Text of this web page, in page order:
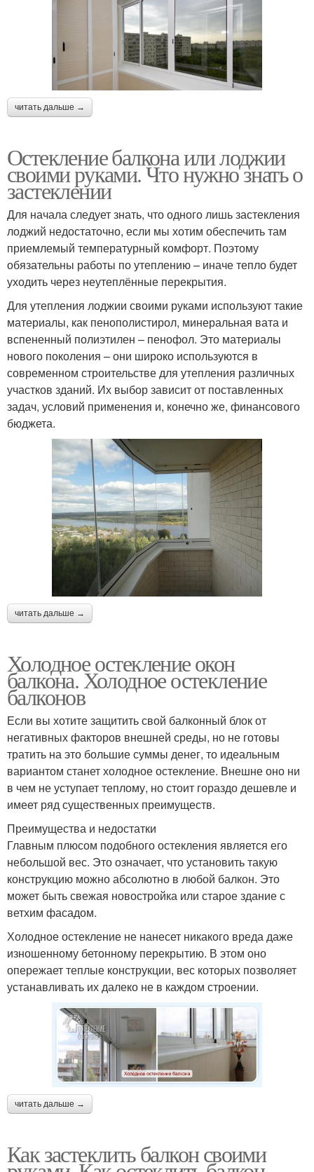
читать дальше →
Остекление балкона или лоджии
своими руками. Что нужно знать о
застеклении
Для начала следует знать, что одного лишь застекления
лоджий недостаточно, если мы хотим обеспечить там
приемлемый температурный комфорт. Поэтому
обязательны работы по утеплению – иначе тепло будет
уходить через неутеплённые перекрытия.
Для утепления лоджии своими руками используют такие
материалы, как пенополистирол, минеральная вата и
вспененный полиэтилен – пенофол. Это материалы
нового поколения – они широко используются в
современном строительстве для утепления различных
участков зданий. Их выбор зависит от поставленных
задач, условий применения и, конечно же, финансового
бюджета.
читать дальше →
Холодное остекление окон
балкона. Холодное остекление
балконов
Если вы хотите защитить свой балконный блок от
негативных факторов внешней среды, но не готовы
тратить на это большие суммы денег, то идеальным
вариантом станет холодное остекление. Внешне оно ни
в чем не уступает теплому, но стоит гораздо дешевле и
имеет ряд существенных преимуществ.
Преимущества и недостатки
Главным плюсом подобного остекления является его
небольшой вес. Это означает, что установить такую
конструкцию можно абсолютно в любой балкон. Это
может быть свежая новостройка или старое здание с
ветхим фасадом.
Холодное остекление не нанесет никакого вреда даже
изношенному бетонному перекрытию. В этом оно
опережает теплые конструкции, вес которых позволяет
устанавливать их далеко не в каждом строении.
читать дальше →
Как застеклить балкон своими